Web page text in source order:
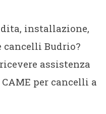
installazione,
cancelli Budrio?
assistenza
per cancelli a